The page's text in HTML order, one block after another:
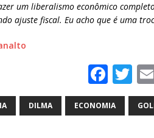
um liberalismo econômico
ajuste fiscal. Eu acho que é uma
F
a
c
T
w
it
DILMA ECONOMIA